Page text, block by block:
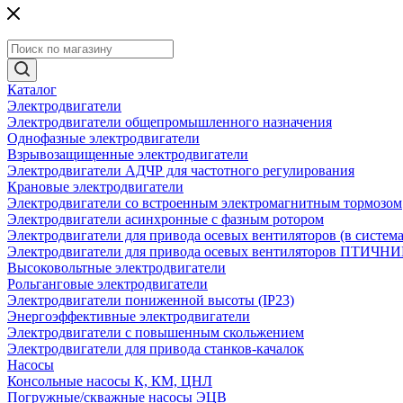
Каталог
Электродвигатели
Электродвигатели общепромышленного назначения
Однофазные электродвигатели
Взрывозащищенные электродвигатели
Электродвигатели АДЧР для частотного регулирования
Крановые электродвигатели
Электродвигатели со встроенным электромагнитным тормозом
Электродвигатели асинхронные с фазным ротором
Электродвигатели для привода осевых вентиляторов (в
Электродвигатели для привода осевых вентиляторов
Высоковольтные электродвигатели
Рольганговые электродвигатели
Электродвигатели пониженной высоты (IP23)
Энергоэффективные электродвигатели
Электродвигатели с повышенным скольжением
Электродвигатели для привода станков-качалок
Насосы
Консольные насосы К, КМ, ЦНЛ
Погружные/скважные насосы ЭЦВ